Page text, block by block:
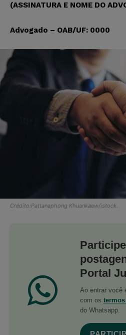
(ASSINATURA E NOME DO
Advogado – OAB/UF: 0000
Crédito:Pattanaphong Khuankaew/istock.
Portal
Ao entrar você
com os
do Whatsapp.